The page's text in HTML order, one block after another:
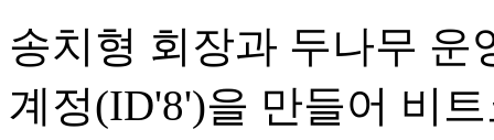
송치형 회장과 두나무 운
계정(ID'8')을 만들어 비